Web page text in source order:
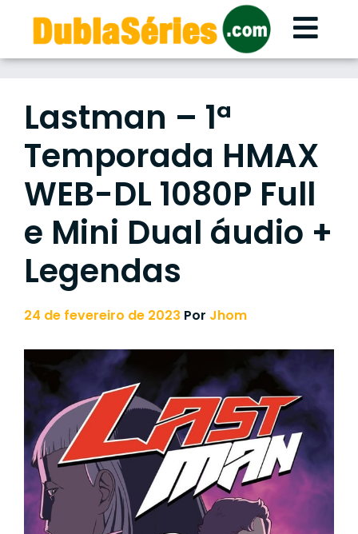
content
Lastman – 1ª
Temporada HMAX
WEB-DL 1080P Full
e Mini Dual áudio +
Legendas
24 de fevereiro de 2023 Por Jhom